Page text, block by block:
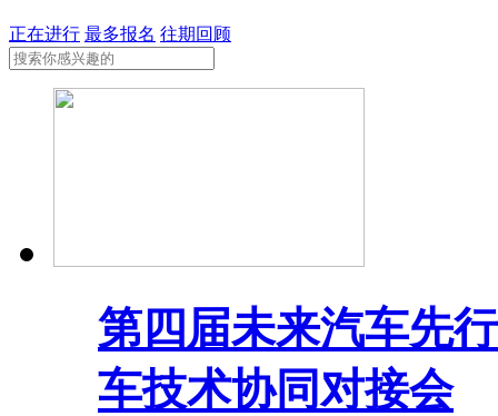
正在进行 最多报名 往期回顾
第四届未来汽车先
车技术协同对接会